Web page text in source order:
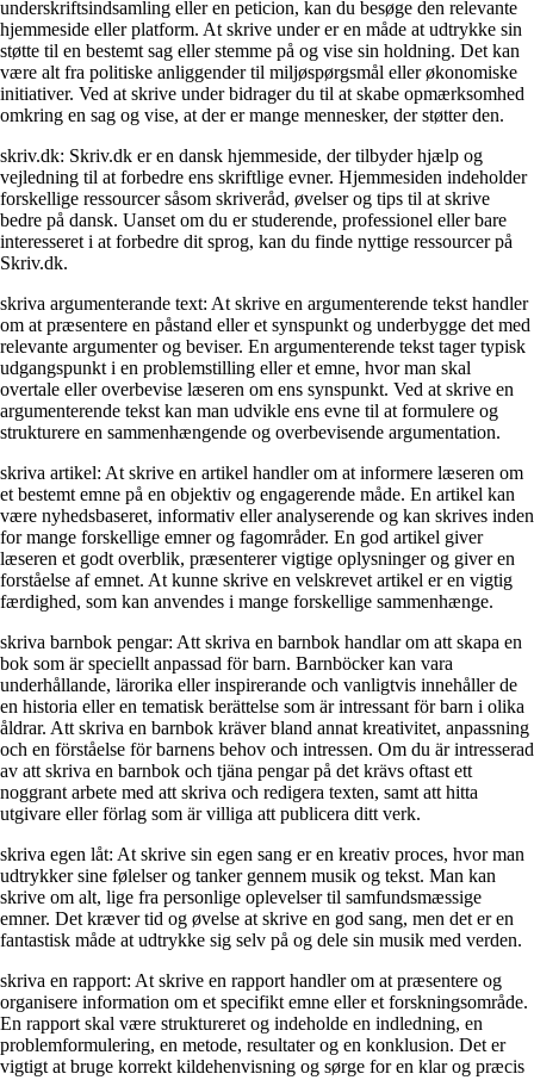
underskriftsindsamling eller en peticion, kan du besøge den relevante
hjemmeside eller platform. At skrive under er en måde at udtrykke sin
støtte til en bestemt sag eller stemme på og vise sin holdning. Det kan
være alt fra politiske anliggender til miljøspørgsmål eller økonomiske
initiativer. Ved at skrive under bidrager du til at skabe opmærksomhed
omkring en sag og vise, at der er mange mennesker, der støtter den.
skriv.dk: Skriv.dk er en dansk hjemmeside, der tilbyder hjælp og
vejledning til at forbedre ens skriftlige evner. Hjemmesiden indeholder
forskellige ressourcer såsom skriveråd, øvelser og tips til at skrive
bedre på dansk. Uanset om du er studerende, professionel eller bare
interesseret i at forbedre dit sprog, kan du finde nyttige ressourcer på
Skriv.dk.
skriva argumenterande text: At skrive en argumenterende tekst handler
om at præsentere en påstand eller et synspunkt og underbygge det med
relevante argumenter og beviser. En argumenterende tekst tager typisk
udgangspunkt i en problemstilling eller et emne, hvor man skal
overtale eller overbevise læseren om ens synspunkt. Ved at skrive en
argumenterende tekst kan man udvikle ens evne til at formulere og
strukturere en sammenhængende og overbevisende argumentation.
skriva artikel: At skrive en artikel handler om at informere læseren om
et bestemt emne på en objektiv og engagerende måde. En artikel kan
være nyhedsbaseret, informativ eller analyserende og kan skrives inden
for mange forskellige emner og fagområder. En god artikel giver
læseren et godt overblik, præsenterer vigtige oplysninger og giver en
forståelse af emnet. At kunne skrive en velskrevet artikel er en vigtig
færdighed, som kan anvendes i mange forskellige sammenhænge.
skriva barnbok pengar: Att skriva en barnbok handlar om att skapa en
bok som är speciellt anpassad för barn. Barnböcker kan vara
underhållande, lärorika eller inspirerande och vanligtvis innehåller de
en historia eller en tematisk berättelse som är intressant för barn i olika
åldrar. Att skriva en barnbok kräver bland annat kreativitet, anpassning
och en förståelse för barnens behov och intressen. Om du är intresserad
av att skriva en barnbok och tjäna pengar på det krävs oftast ett
noggrant arbete med att skriva och redigera texten, samt att hitta
utgivare eller förlag som är villiga att publicera ditt verk.
skriva egen låt: At skrive sin egen sang er en kreativ proces, hvor man
udtrykker sine følelser og tanker gennem musik og tekst. Man kan
skrive om alt, lige fra personlige oplevelser til samfundsmæssige
emner. Det kræver tid og øvelse at skrive en god sang, men det er en
fantastisk måde at udtrykke sig selv på og dele sin musik med verden.
skriva en rapport: At skrive en rapport handler om at præsentere og
organisere information om et specifikt emne eller et forskningsområde.
En rapport skal være struktureret og indeholde en indledning, en
problemformulering, en metode, resultater og en konklusion. Det er
vigtigt at bruge korrekt kildehenvisning og sørge for en klar og præcis